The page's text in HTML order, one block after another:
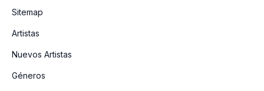
Sitemap
Artistas
Nuevos Artistas
Géneros